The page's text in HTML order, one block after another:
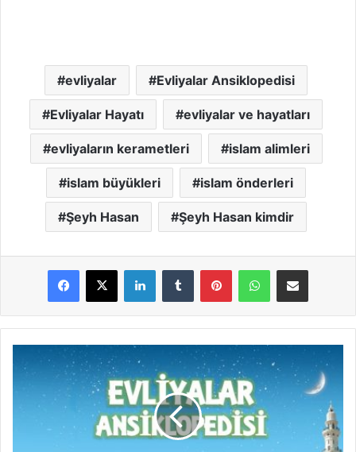
evliyalar Evliyalar Ansiklopedisi
Evliyalar Hayatı evliyalar ve hayatları
evliyaların kerametleri islam alimleri
islam büyükleri islam önderleri
Şeyh Hasan Şeyh Hasan kimdir